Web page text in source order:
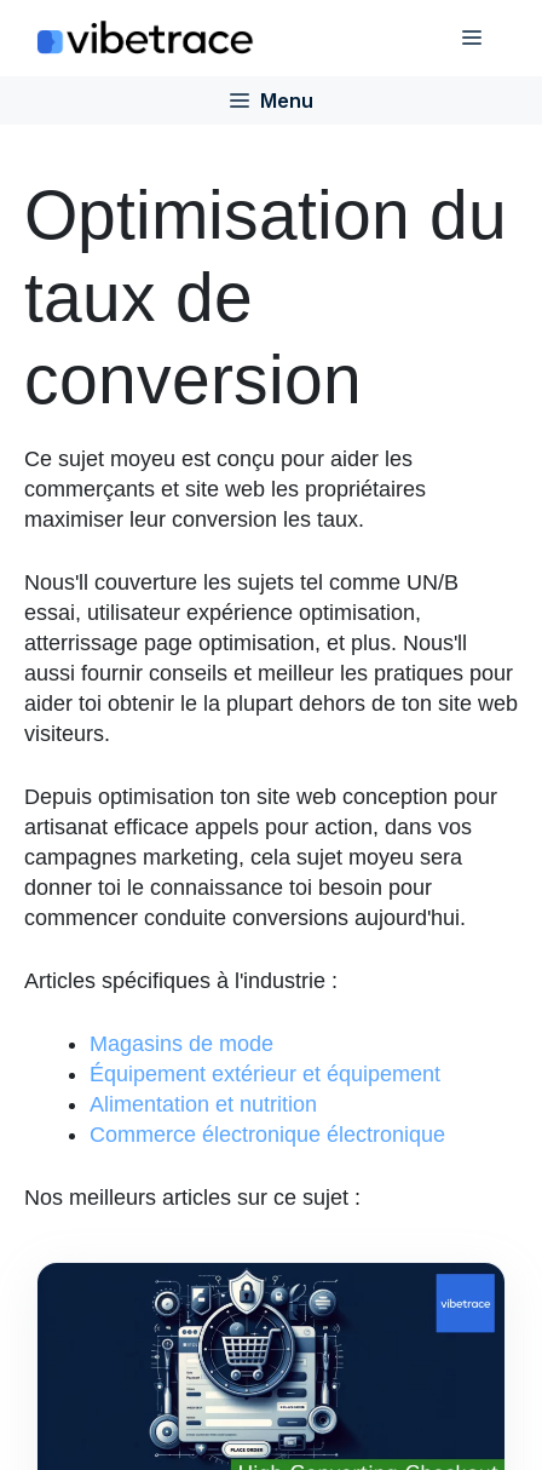
Menu
Menu
Optimisation du
taux de
conversion
Ce sujet moyeu est conçu pour aider les
commerçants et site web les propriétaires
maximiser leur conversion les taux.
Nous' couverture les sujets tel comme UN/B
essai, utilisateur expérience optimisation,
atterrissage page optimisation, et plus. Nous'
aussi fournir conseils et meilleur les pratiques pour
aider toi obtenir le la plupart dehors de ton site web
visiteurs.
Depuis optimisation ton site web conception pour
artisanat efficace appels pour action, dans vos
campagnes marketing, cela sujet moyeu sera
donner toi le connaissance toi besoin pour
commencer conduite conversions aujourd'hui.
Articles spécifiques à l'industrie :
Magasins de mode
Équipement extérieur et équipement
Alimentation et nutrition
Commerce électronique électronique
Nos meilleurs articles sur ce sujet :